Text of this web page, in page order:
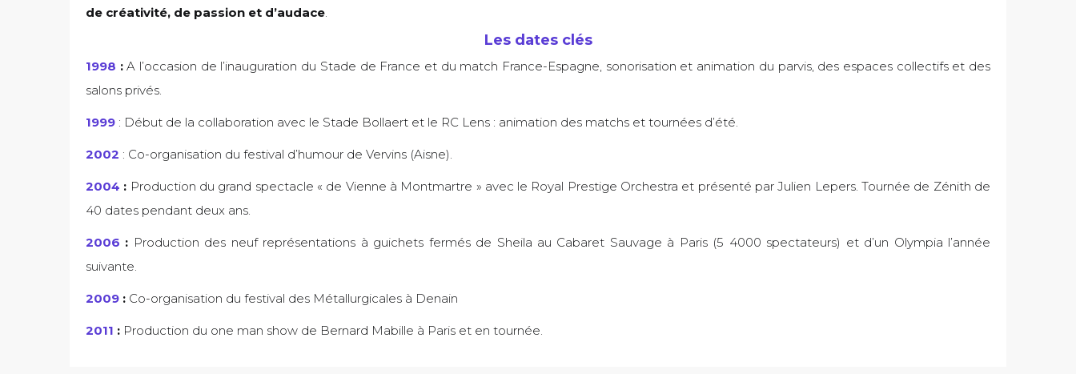
de créativité, de passion et d’audace.
Les dates clés
1998 :A l’occasion de l’inauguration du Stade de France et du match France-Espagne, sonorisation et animation du parvis, des espaces collectifs et des
salons privés.
1999 : Début de la collaboration avec le Stade Bollaert et le RC Lens : animation des matchs et tournées d’été.
2002 : Co-organisation du festival d’humour de Vervins (Aisne).
2004 : Production du grand spectacle « de Vienne à Montmartre » avec le Royal Prestige Orchestra et présenté par Julien Lepers. Tournée de Zénith de
40 dates pendant deux ans.
2006 : Production des neuf représentations à guichets fermés de Sheila au Cabaret Sauvage à Paris (5 4000 spectateurs) et d’un Olympia l’année
suivante.
2009 : Co-organisation du festival des Métallurgicales à Denain
2011 : Production du one man show de Bernard Mabille à Paris et en tournée.